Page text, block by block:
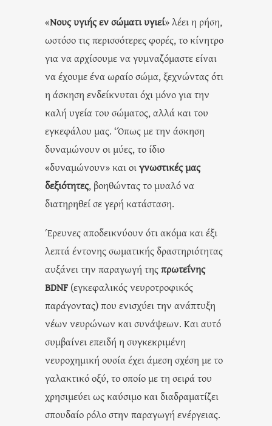
«Νους υγιής εν σώματι υγιεί» λέει η ρήση,
ωστόσο τις περισσότερες φορές, το κίνητρο
για να αρχίσουμε να γυμναζόμαστε είναι
να έχουμε ένα ωραίο σώμα, ξεχνώντας ότι
η άσκηση ενδείκνυται όχι μόνο για την
καλή υγεία του σώματος, αλλά και του
εγκεφάλου μας. ‘Όπως με την άσκηση
δυναμώνουν οι μύες, το ίδιο
«δυναμώνουν» και οιγνωστικές μας
δεξιότητες, βοηθώντας το μυαλό να
διατηρηθεί σε γερή κατάσταση.
Έρευνες αποδεικνύουν ότι ακόμα και έξι
λεπτά έντονης σωματικής δραστηριότητας
αυξάνει την παραγωγή τηςπρωτεΐνης
BDNF (εγκεφαλικός νευροτροφικός
παράγοντας) που ενισχύει την ανάπτυξη
νέων νευρώνων και συνάψεων. Και αυτό
συμβαίνει επειδή η συγκεκριμένη
νευροχημική ουσία έχει άμεση σχέση με το
γαλακτικό οξύ, το οποίο με τη σειρά του
χρησιμεύει ως καύσιμο και διαδραματίζει
σπουδαίο ρόλο στην παραγωγή ενέργειας.